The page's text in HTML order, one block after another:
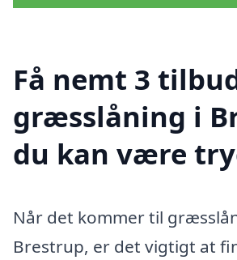
Få nemt 3
græsslåning i
du kan være
Når det kommer til
Brestrup, er det vigtigt at